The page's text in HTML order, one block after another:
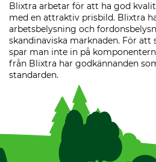
Blixtra arbetar för att ha god
med en attraktiv prisbild. Blixtra
arbetsbelysning och
skandinaviska marknaden. För att
spar man inte in på
från Blixtra har godkännanden
standarden.